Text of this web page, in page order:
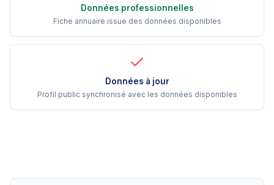
Données professionnelles
Fiche annuaire issue des données disponibles
Données à jour
Profil public synchronisé avec les données disponibles